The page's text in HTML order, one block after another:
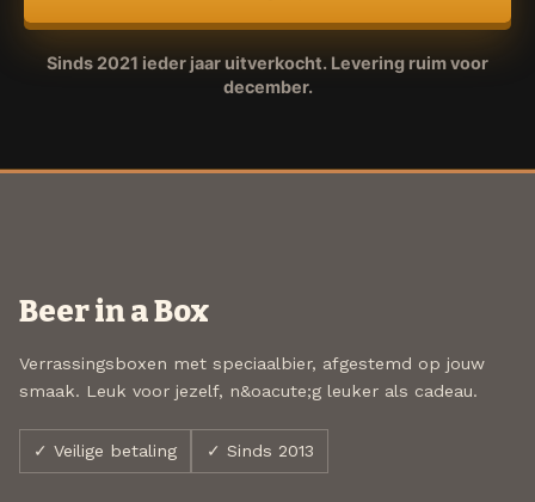
Sinds 2021 ieder jaar uitverkocht. Levering ruim voor
december.
Beer in a Box
Verrassingsboxen met speciaalbier, afgestemd op jouw
smaak. Leuk voor jezelf, n&oacute;g leuker als cadeau.
✓ Veilige betaling ✓ Sinds 2013